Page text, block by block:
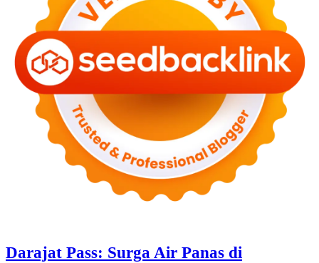
Darajat Pass: Surga Air Panas di